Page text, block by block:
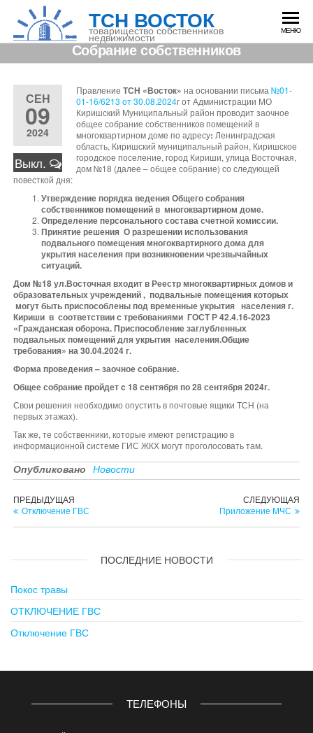
содержимому
ТСН ВОСТОК
товарищество собственников
недвижимости МЕНЮ
Собрание собственников
СЕН
09
2024
Выкл.
ПравлениеТСН «Восток» на основании письма№01-
01-16/6213 от 30.08.2024г от Администрации МО
Киришский Муниципальный район проводит заочное
общее собрание собственников помещений в
многоквартирном доме по адресу:Ленинградская
область, Киришский муниципальный район, Киришское
городское поселение, город Кириши, улица Восточная,
дом №18 (далее – общее собрание) со следующей
повесткой дня:
Утверждение порядка ведения Общего собрания
собственников помещений в многоквартирном доме.
Определение персонального состава счетной комиссии.
Принятие решения О разрешении использования
подвального помещения многоквартирного дома для
укрытия населения при возникновении чрезвычайных
ситуаций.
Дом №18 ул.Восточная входит в Реестр многоквартирных домов и
образовательных учреждений , подвальные помещения которых
могут быть приспособлены под временные укрытия населения г.
Кириши в соответствии с требованиямиГОСТ Р 42.4.16-2023
«Гражданская оборона. Приспособление заглубленных
подвальных помещений для укрытия населения.Общие
требования» на 30.04.2024 г.
Форма проведения – заочное собрание.
Общее собрание пройдетc 18сентября по 28 сентября 2024г.
Свои решения необходимо опустить в почтовые ящики ТСН (на
первых этажах).
Так же, те собственники, которые имеют регистрацию в
информационной системе ГИС ЖКХ могут проголосовать там.
Опубликовано Новости
Навигация
по
Предыдущая
запись
ПРЕДЫДУЩАЯ
Отключение ГВС
СЛЕДУЮЩАЯ
Приложение МЧС
ПОСЛЕДНИЕ НОВОСТИ
Покос травы
ОТКЛЮЧЕНИЕ ГВС
Отключение ГВС
ТЕЛЕФОНЫ